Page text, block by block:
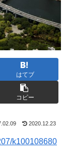
はてブ
コピー
2020.12.23
k100108680